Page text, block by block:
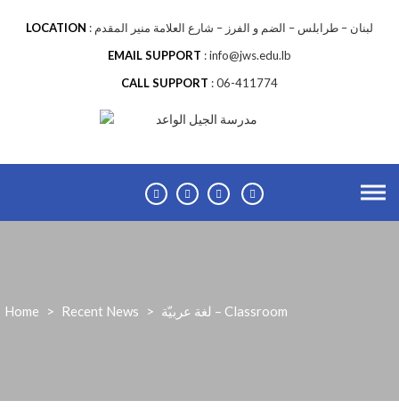
LOCATION
لبنان – طرابلس – الضم و الفرز – شارع العلامة منير المقدم
EMAIL SUPPORT
info@jws.edu.lb
CALL SUPPORT
06-411774
Home > Recent News > لغة عربيّة – Classroom